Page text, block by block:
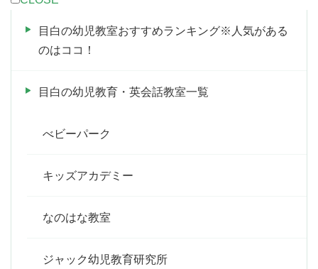
目白の幼児教室おすすめランキング※人気がある
のはココ！
目白の幼児教育・英会話教室一覧
べビーパーク
キッズアカデミー
なのはな教室
ジャック幼児教育研究所